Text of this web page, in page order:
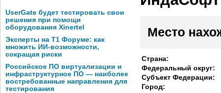
UserGate будет тестировать свои
решения при помощи
оборудования Xinertel
Эксперты на Т1 Форуме: как
множить ИИ-возможности,
сокращая риски
Российское ПО виртуализации и
инфраструктурное ПО — наиболее
востребованные направления для
тестирования
Место
Страна:
Федеральный округ:
Субъект Федерации:
Город: